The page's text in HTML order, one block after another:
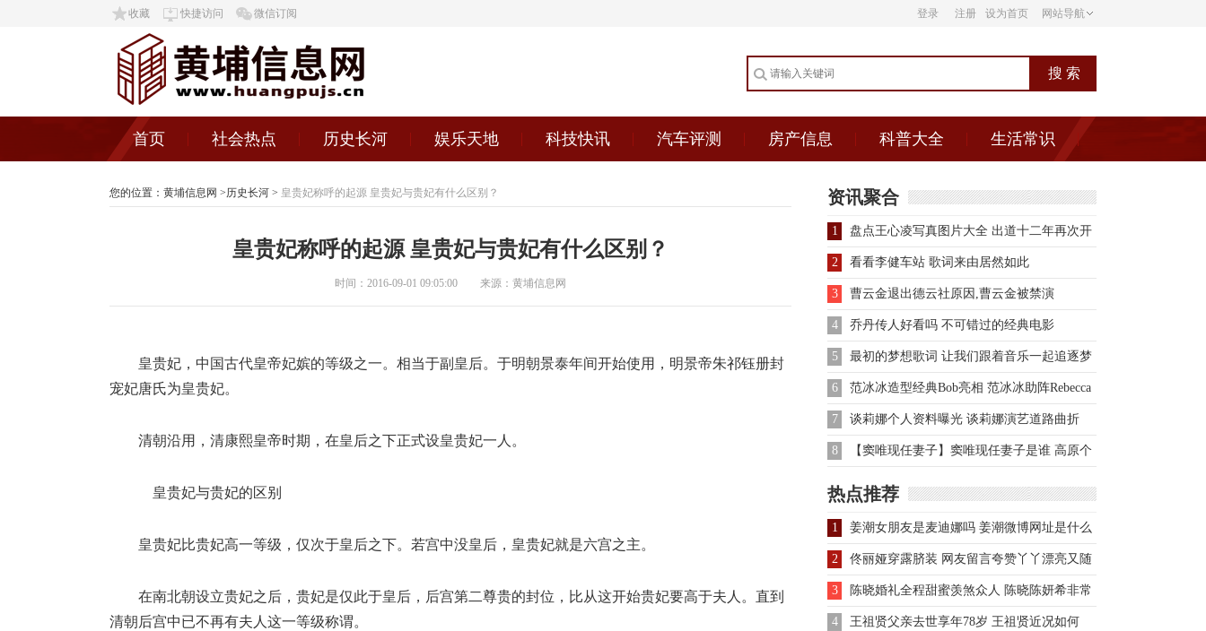
收藏 快捷访问 微信订阅 登录 注册 设为首页 网站导航
首页 社会热点 历史长河 娱乐天地 科技快讯 汽车评测 房产信息 科普大全 生活常识
您的位置： 黄埔信息网 >历史长河 > 皇贵妃称呼的起源 皇贵妃与贵妃有什么区别？
皇贵妃称呼的起源 皇贵妃与贵妃有什么区别？
时间：2016-09-01 09:05:00 来源：黄埔信息网
皇贵妃，中国古代皇帝妃嫔的等级之一。相当于副皇后。于明朝景泰年间开始使用，明景帝朱祁钰册封
宠妃唐氏为皇贵妃。
清朝沿用，清康熙皇帝时期，在皇后之下正式设皇贵妃一人。
皇贵妃与贵妃的区别
皇贵妃比贵妃高一等级，仅次于皇后之下。若宫中没皇后，皇贵妃就是六宫之主。
在南北朝设立贵妃之后，贵妃是仅此于皇后，后宫第二尊贵的封位，比从这开始贵妃要高于夫人。直到
清朝后宫中已不再有夫人这一等级称谓。
资讯聚合
1 盘点王心凌写真图片大全 出道十二年再次开
演唱会
2 看看李健车站 歌词来由居然如此
3 曹云金退出德云社原因,曹云金被禁演
4 乔丹传人好看吗 不可错过的经典电影
5 最初的梦想歌词 让我们跟着音乐一起追逐梦
想
6 范冰冰造型经典Bob亮相 范冰冰助阵Rebecca
童话展
7 谈莉娜个人资料曝光 谈莉娜演艺道路曲折
8 【窦唯现任妻子】窦唯现任妻子是谁 高原个
人资料曝光
热点推荐
1 姜潮女朋友是麦迪娜吗 姜潮微博网址是什么
2 佟丽娅穿露脐装 网友留言夸赞丫丫漂亮又随
和马甲线超诱人
3 陈晓婚礼全程甜蜜羡煞众人 陈晓陈妍希非常
般配
4 王祖贤父亲去世享年78岁 王祖贤近况如何